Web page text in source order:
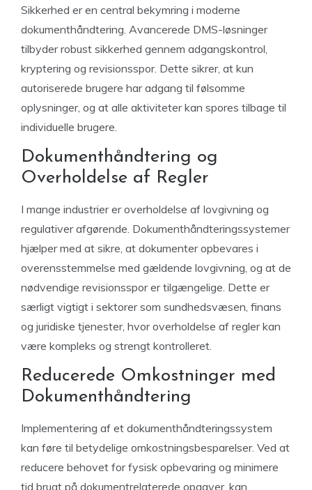
Sikkerhed er en central bekymring i moderne
dokumenthåndtering. Avancerede DMS-løsninger
tilbyder robust sikkerhed gennem adgangskontrol,
kryptering og revisionsspor. Dette sikrer, at kun
autoriserede brugere har adgang til følsomme
oplysninger, og at alle aktiviteter kan spores tilbage til
individuelle brugere.
Dokumenthåndtering og
Overholdelse af Regler
I mange industrier er overholdelse af lovgivning og
regulativer afgørende. Dokumenthåndteringssystemer
hjælper med at sikre, at dokumenter opbevares i
overensstemmelse med gældende lovgivning, og at de
nødvendige revisionsspor er tilgængelige. Dette er
særligt vigtigt i sektorer som sundhedsvæsen, finans
og juridiske tjenester, hvor overholdelse af regler kan
være kompleks og strengt kontrolleret.
Reducerede Omkostninger med
Dokumenthåndtering
Implementering af et dokumenthåndteringssystem
kan føre til betydelige omkostningsbesparelser. Ved at
reducere behovet for fysisk opbevaring og minimere
tid brugt på dokumentrelaterede opgaver, kan